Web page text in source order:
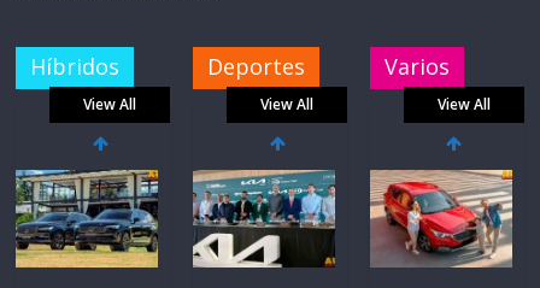
Híbridos
View All
Deportes
View All
Varios
View All